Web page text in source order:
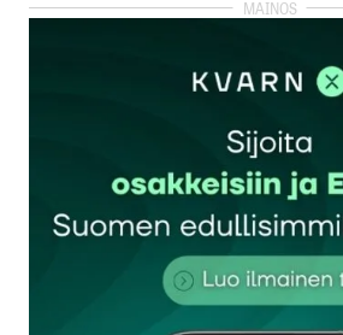
rekisteröityä
Sähköpostiosoitettasi ei julkaista.
kentät on merkitty*